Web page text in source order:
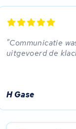
Ghost
Life&Mobility
Derby cycle
Ultracell
Communicatie
uitgevoerd de
H Gase